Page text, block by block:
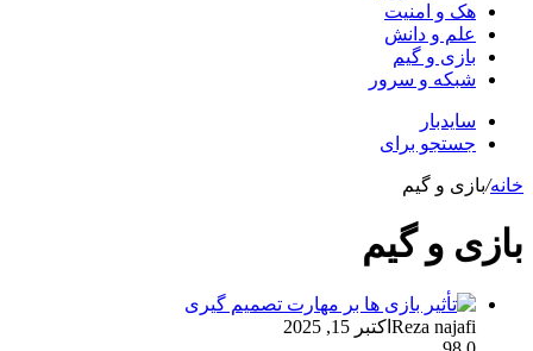
هک و امنیت
علم و دانش
بازی و گیم
شبکه و سرور
سایدبار
جستجو برای
خانه/بازی و گیم
بازی و گیم
Reza najafi اکتبر 15, 2025